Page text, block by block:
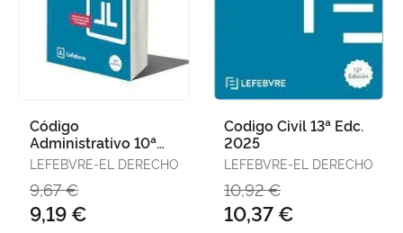
Código
Administrativo 10ª
Edc. 2025
LEFEBVRE-EL DERECHO
9,67 €
9,19 €
Codigo Civil 13ª Edc.
2025
LEFEBVRE-EL DERECHO
10,92 €
10,37 €